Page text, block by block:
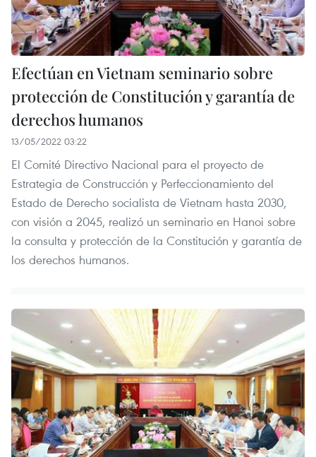
Efectúan en Vietnam seminario sobre
protección de Constitución y garantía de
derechos humanos
13/05/2022 03:22
El Comité Directivo Nacional para el proyecto de
Estrategia de Construcción y Perfeccionamiento del
Estado de Derecho socialista de Vietnam hasta 2030,
con visión a 2045, realizó un seminario en Hanoi sobre
la consulta y protección de la Constitución y garantía de
los derechos humanos.